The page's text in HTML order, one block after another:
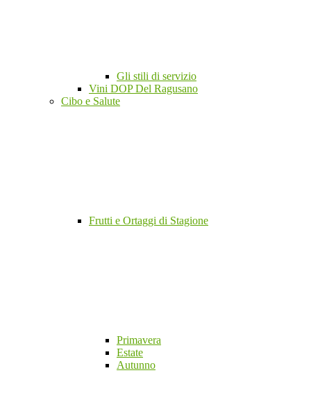
Gli stili di servizio
Vini DOP Del Ragusano
Cibo e Salute
Frutti e Ortaggi di Stagione
Primavera
Estate
Autunno